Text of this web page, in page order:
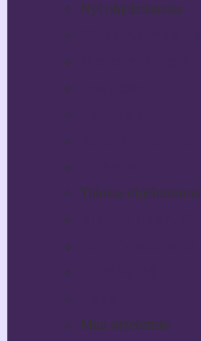
Nyt ohjelmistossa
Tulossa ohjelmistoon
Muu ohjelmisto